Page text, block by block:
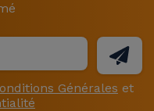
Générales et